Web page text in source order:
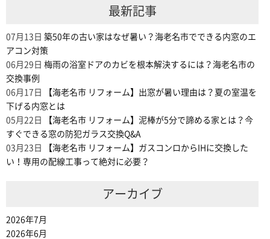
最新記事
07月13日 築50年の古い家はなぜ暑い？海老名市でできる内窓のエ
アコン対策
06月29日 梅雨の浴室ドアのカビを根本解決するには？海老名市の
交換事例
06月17日
【海老名市 リフォーム】出窓が暑い理由は？夏の室温を
下げる内窓とは
05月22日
【海老名市 リフォーム】泥棒が5分で諦める家とは？今
すぐできる窓の防犯ガラス交換Q&A
03月23日
【海老名市 リフォーム】ガスコンロからIHに交換した
い！専用の配線工事って絶対に必要？
アーカイブ
2026年7月
2026年6月